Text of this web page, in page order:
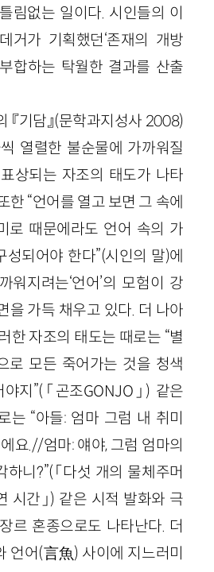
림없는 일이다. 시인들의 이
거가 기획했던‘존재의 개방
합하는 탁월한 결과를 산출
『기담』(문학과지성사 2008)
열렬한 불순물에 가까워질
상되는 자조의 태도가 나타
한 “언어를 열고 보면 그 속에
로 때문에라도 언어 속의 가
되어야 한다”(시인의 말)에
워지려는‘언어’의 모험이 강
을 가득 채우고 있다. 더 나아
한 자조의 태도는 때로는 “별
로 모든 죽어가는 것을 청색
지”(「곤조GONJO」) 같은
는 “아들: 엄마 그럼 내 취미
에요.//엄마: 얘야, 그럼 엄마의
니?”(「다섯 개의 물체주머
시간」) 같은 시적 발화와 극
르 혼종으로도 나타난다. 더
언어(言魚) 사이에 지느러미